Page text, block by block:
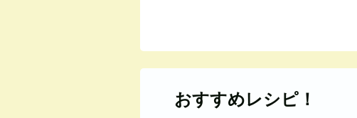
おすすめレシピ！